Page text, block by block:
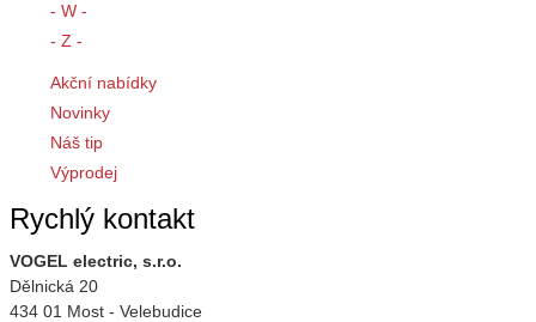
- W -
- Z -
Akční nabídky
Novinky
Náš tip
Výprodej
Rychlý kontakt
VOGEL electric, s.r.o.
Dělnická 20
434 01 Most - Velebudice